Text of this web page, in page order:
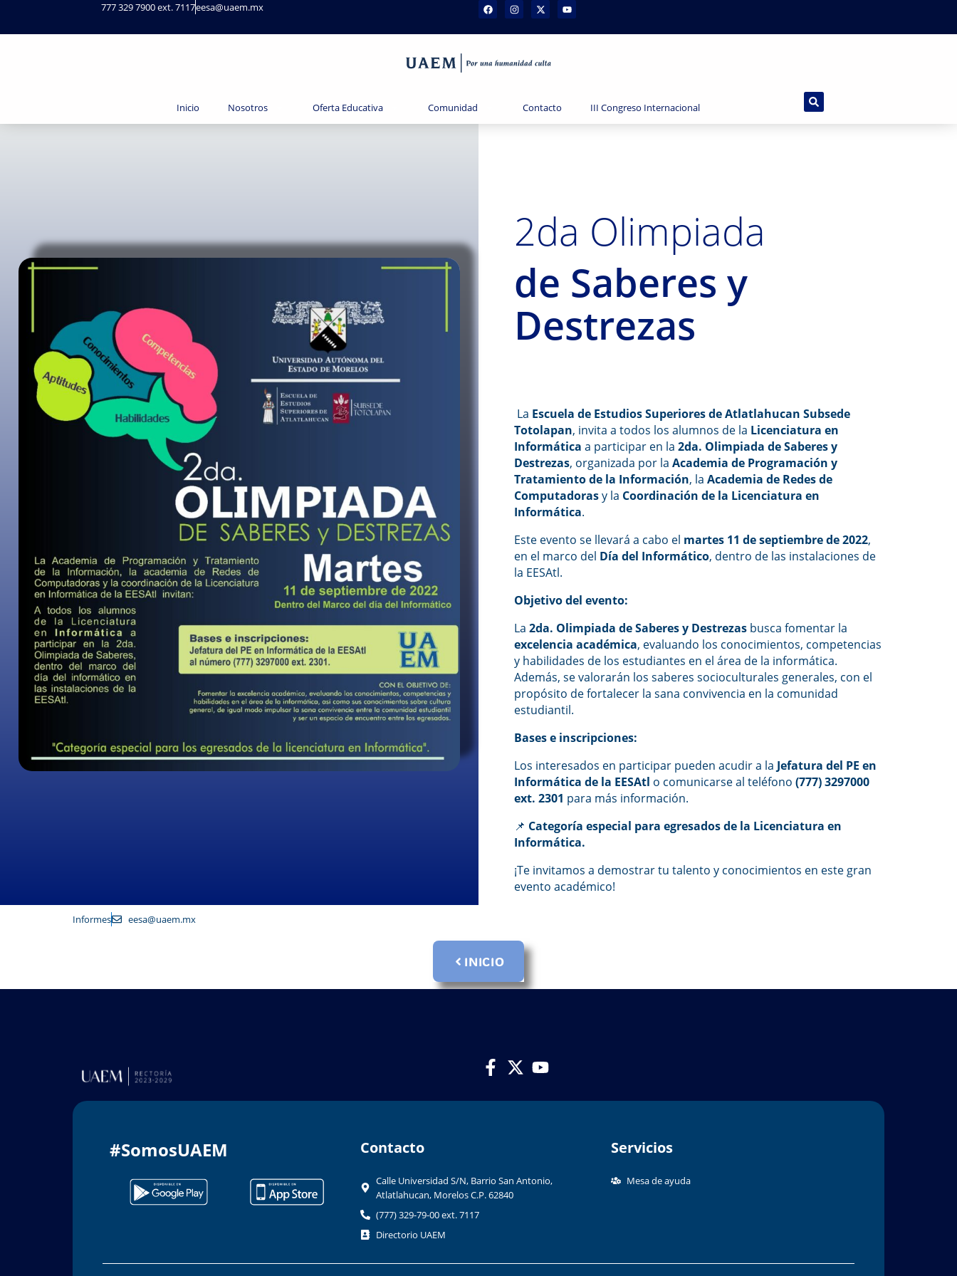
777 329 7900 ext. 7117eesa@uaem.mx
Inicio Nosotros Oferta Educativa Comunidad Contacto III Congreso Internacional
2da Olimpiada
de Saberes y
Destrezas
La Escuela de Estudios Superiores de Atlatlahucan Subsede
Totolapan, invita a todos los alumnos de la Licenciatura en
Informática a participar en la 2da. Olimpiada de Saberes y
Destrezas, organizada por la Academia de Programación y
Tratamiento de la Información, la Academia de Redes de
Computadorasy la Coordinación de la Licenciatura en
Informática.
Este evento se llevará a cabo el martes 11 de septiembre de 2022,
en el marco del Día del Informático, dentro de las instalaciones de
la EESAtl.
Objetivo del evento:
La 2da. Olimpiada de Saberes y Destrezas busca fomentar la
excelencia académica, evaluando los conocimientos, competencias
y habilidades de los estudiantes en el área de la informática.
Además, se valorarán los saberes socioculturales generales, con el
propósito de fortalecer la sana convivencia en la comunidad
estudiantil.
Bases e inscripciones:
Los interesados en participar pueden acudir a la Jefatura del PE en
Informática de la EESAtl o comunicarse al teléfono (777) 3297000
ext. 2301 para más información.
📌 Categoría especial para egresados de la Licenciatura en
Informática.
¡Te invitamos a demostrar tu talento y conocimientos en este gran
evento académico!
Informes eesa@uaem.mx
INICIO
#SomosUAEM Contacto​
Calle Universidad S/N, Barrio San Antonio,
Atlatlahucan, Morelos C.P. 62840
(777) 329-79-00 ext. 7117
Directorio UAEM
Servicios
Mesa de ayuda